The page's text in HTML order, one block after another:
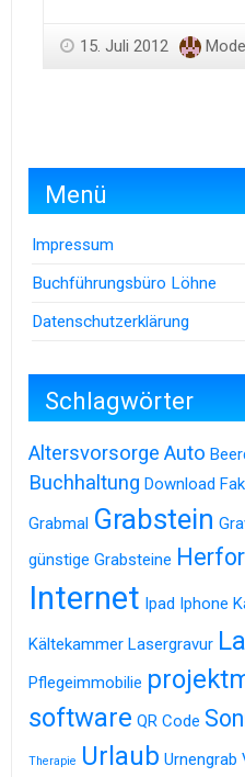
15. Juli 2012
Menü
Impressum
Buchführungsbüro Löhne
Datenschutzerklärung
Schlagwörter
Altersvorsorge Auto
Buchhaltung Download
Grabmal Grabstein
günstige Grabsteine
Internet Ipad Iphone
Kältekammer Lasergravur
Pflegeimmobilie
software QR Code
Therapie Urlaub Urnengrab